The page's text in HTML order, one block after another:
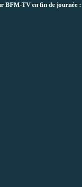
BFM-TV en fin de journée :